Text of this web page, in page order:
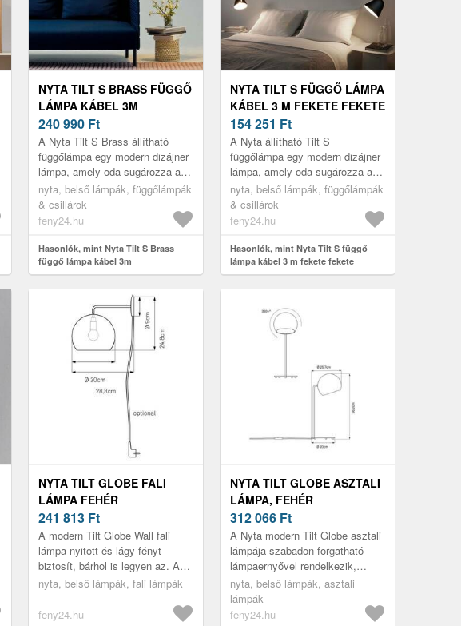
NYTA TILT S BRASS FÜGGŐ
LÁMPA KÁBEL 3M
240 990 Ft
A Nyta Tilt S Brass állítható
függőlámpa egy modern dizájner
lámpa, amely oda sugározza a
fényt, ahová szeretné. Ezt a
tömör sárgarézből készült, 3...
nyta, belső lámpák, függőlámpák
& csillárok
feny24.hu
Hasonlók, mint Nyta Tilt S Brass
függő lámpa kábel 3m
NYTA TILT S FÜGGŐ LÁMPA
KÁBEL 3 M FEKETE FEKETE
154 251 Ft
A Nyta állítható Tilt S
függőlámpa egy modern dizájner
lámpa, amely oda sugározza a
fényt, ahová szeretné. Ezt az
alumíniumból készült árnyékoló
te...
nyta, belső lámpák, függőlámpák
& csillárok
feny24.hu
Hasonlók, mint Nyta Tilt S függő
lámpa kábel 3 m fekete fekete
NYTA TILT GLOBE FALI
LÁMPA FEHÉR
241 813 Ft
A modern Tilt Globe Wall fali
lámpa nyitott és lágy fényt
biztosít, bárhol is legyen az. Az
árnyékoló a hosszú nyíláson
nyta, belső lámpák, fali lámpák
feny24.hu
NYTA TILT GLOBE ASZTALI
LÁMPA, FEHÉR
312 066 Ft
A Nyta modern Tilt Globe asztali
lámpája szabadon forgatható
lámpaernyővel rendelkezik,
amely minden alkalomhoz
igazítható. A lámpa 360°-ban
elforg...
nyta, belső lámpák, asztali
lámpák
feny24.hu